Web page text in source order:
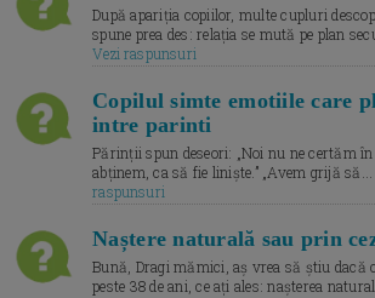
După apariția copiilor, multe cupluri
spune prea des: relația se mută pe plan
Vezi raspunsuri
Copilul simte emotiile care
intre parinti
Părinții spun deseori: „Noi nu ne certăm în
abținem, ca să fie liniște.” „Avem grijă să...
raspunsuri
Naștere naturală sau prin
Bună, Dragi mămici, aș vrea să știu dacă
peste 38 de ani, ce ați ales: nașterea